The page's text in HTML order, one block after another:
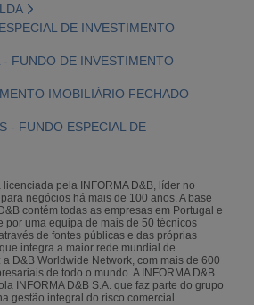
DE INVESTIMENTO
- FUNDO DE INVESTIMENTO
IMOBILIÁRIO FECHADO
- FUNDO ESPECIAL DE
pela INFORMA D&B, líder no
negócios há mais de 100 anos. A base
contém todas as empresas em Portugal e
por uma equipa de mais de 50 técnicos
de fontes públicas e das próprias
integra a maior rede mundial de
D&B Worldwide Network, com mais de 600
de todo o mundo. A INFORMA D&B
INFORMA D&B S.A. que faz parte do grupo
gestão integral do risco comercial.